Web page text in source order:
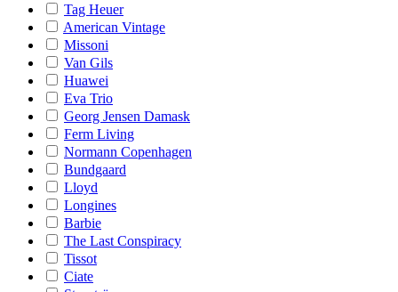
Tag Heuer
American Vintage
Missoni
Van Gils
Huawei
Eva Trio
Georg Jensen Damask
Ferm Living
Normann Copenhagen
Bundgaard
Lloyd
Longines
Barbie
The Last Conspiracy
Tissot
Ciate